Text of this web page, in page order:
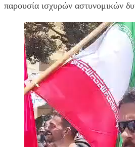
παρουσία ισχυρών αστυνομικών